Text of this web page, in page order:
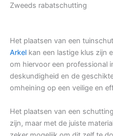
Zweeds rabatschutting
Het plaatsen van een
Arkel kan een lastige klus zijn
om hiervoor een professional
deskundigheid en de
omheining op een veilige en
Het plaatsen van een
zijn, maar met de juiste